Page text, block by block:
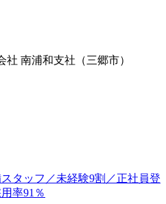
社 南浦和支社（三郷市）
タッフ／未経験9割／正社員登
率91％